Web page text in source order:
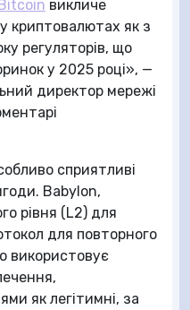
викличе
криптовалютах як з
регуляторів, що
у 2025 році», —
директор мережі
сприятливі
Babylon,
рівня (L2) для
для повторного
використовує
як легітимні, за